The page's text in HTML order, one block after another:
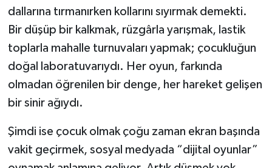
dallarına tırmanırken kollarını sıyırmak demekti.
Bir düşüp bir kalkmak, rüzgârla yarışmak, lastik
toplarla mahalle turnuvaları yapmak; çocukluğun
doğal laboratuvarıydı. Her oyun, farkında
olmadan öğrenilen bir denge, her hareket gelişen
bir sinir ağıydı.
Şimdi ise çocuk olmak çoğu zaman ekran başında
vakit geçirmek, sosyal medyada “dijital oyunlar”